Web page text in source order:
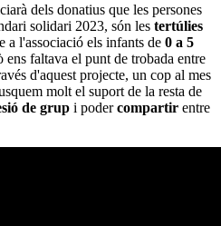
dels donatius que les persones
solidari 2023, són les tertúlies
a l'associació els infants de 0 a 5
ens faltava el punt de trobada entre
d'aquest projecte, un cop al mes
molt el suport de la resta de
de grup i podercompartir entre